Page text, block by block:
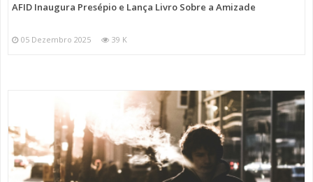
AFID Inaugura Presépio e Lança Livro Sobre a Amizade
05 Dezembro 2025 39 K